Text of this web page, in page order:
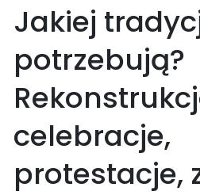
Jakiej
potrzebują?
celebracje,
protestacje,